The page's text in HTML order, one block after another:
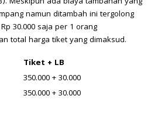
namun ditambah ini tergolong
30.000 saja per 1 orang
total harga tiket yang dimaksud.
Tiket + LB
350.000 + 30.000
350.000 + 30.000